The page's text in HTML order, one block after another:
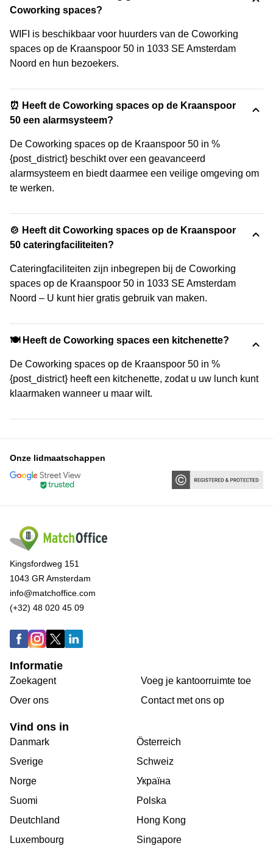
Coworking spaces?
WIFI is beschikbaar voor huurders van de Coworking
spaces op de Kraanspoor 50 in 1033 SE Amsterdam
Noord en hun bezoekers.
⏰ Heeft de Coworking spaces op de Kraanspoor
50 een alarmsysteem?
De Coworking spaces op de Kraanspoor 50 in %
{post_district} beschikt over een geavanceerd
alarmsysteem en biedt daarmee een veilige omgeving om
te werken.
🍲 Heeft dit Coworking spaces op de Kraanspoor
50 cateringfaciliteiten?
Cateringfaciliteiten zijn inbegrepen bij de Coworking
spaces op de Kraanspoor 50 in 1033 SE Amsterdam
Noord – U kunt hier gratis gebruik van maken.
🍽️ Heeft de Coworking spaces een kitchenette?
De Coworking spaces op de Kraanspoor 50 in %
{post_district} heeft een kitchenette, zodat u uw lunch kunt
klaarmaken wanneer u maar wilt.
Onze lidmaatschappen
Kingsfordweg 151
1043 GR Amsterdam
info@matchoffice.com
(+32) 48 020 45 09
Informatie
Zoekagent
Over ons
Voeg je kantoorruimte toe
Сontact met ons op
Vind ons in
Danmark
Sverige
Norge
Suomi
Deutchland
Luxembourg
Österreich
Schweiz
Україна
Polska
Hong Kong
Singapore